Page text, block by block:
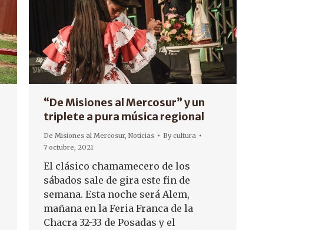
“De Misiones al Mercosur” y un
triplete a pura música regional
De Misiones al Mercosur, Noticias Bycultura
7 octubre, 2021
El clásico chamamecero de los
sábados sale de gira este fin de
semana. Esta noche será Alem,
mañana en la Feria Franca de la
Chacra 32-33 de Posadas y el